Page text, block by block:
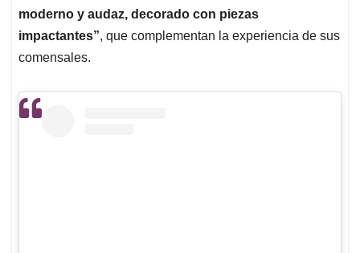
moderno y audaz, decorado con piezas
impactantes”, que complementan la experiencia de sus
comensales.